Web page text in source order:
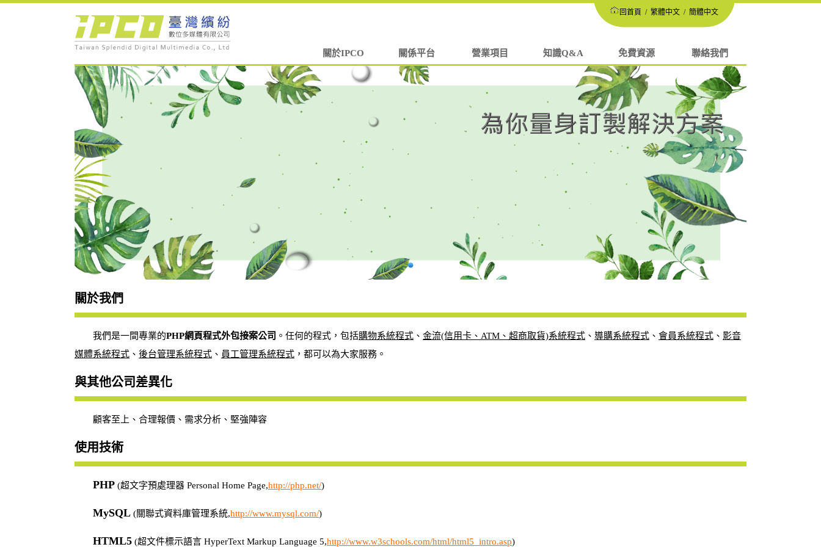
回首頁 / 繁體中文 / 簡體中文
關於IPCO 關係平台 營業項目 知識Q&A 免費資源 聯絡我們
關於我們
我們是一間專業的PHP網頁程式外包接案公司 。任何的程式，包括購物系統程式 、 金流(信用卡、ATM、超商取貨)系統程式 、 導購系統程式 、 會員系統程式 、 影音
媒體系統程式 、 後台管理系統程式 、 員工管理系統程式 ，都可以為大家服務。
與其他公司差異化
顧客至上、合理報價、需求分析、堅強陣容
使用技術
PHP (超文字預處理器 Personal Home Page,http://php.net/)
MySQL (關聯式資料庫管理系統,http://www.mysql.com/)
HTML5 (超文件標示語言 HyperText Markup Language 5,http://www.w3schools.com/html/html5_intro.asp)